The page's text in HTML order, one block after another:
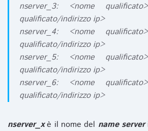
nserver_3: <nome
qualificato/indirizzo ip>
nserver_4: <nome
qualificato/indirizzo ip>
nserver_5: <nome
qualificato/indirizzo ip>
nserver_6: <nome
qualificato/indirizzo ip>
nserver_xè il nome del name server